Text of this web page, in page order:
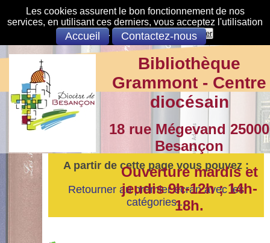
Les cookies assurent le bon fonctionnement de nos
services, en utilisant ces derniers, vous acceptez l'utilisation
des cookies.
S'opposer Accepter
Accueil Contactez-nous
A partir de cette page vous pouvez :
Retourner au premier écran avec les
catégories...
Bibliothèque
Grammont - Centre
diocésain
18 rue Mégevand 25000
Besançon
Ouverture mardis et
jeudis 9h-12h ; 14h-
18h.